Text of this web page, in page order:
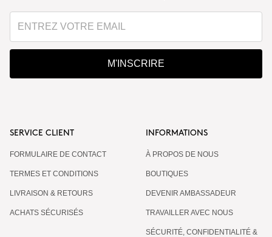
M'INSCRIRE
SERVICE CLIENT
FORMULAIRE DE CONTACT
TERMES ET CONDITIONS
LIVRAISON & RETOURS
ACHATS SÉCURISÉS
INFORMATIONS
À PROPOS DE NOUS
BOUTIQUES
DEVENIR AMBASSADEUR
TRAVAILLER AVEC NOUS
SÉCURITÉ, CONFIDENTIALITÉ &